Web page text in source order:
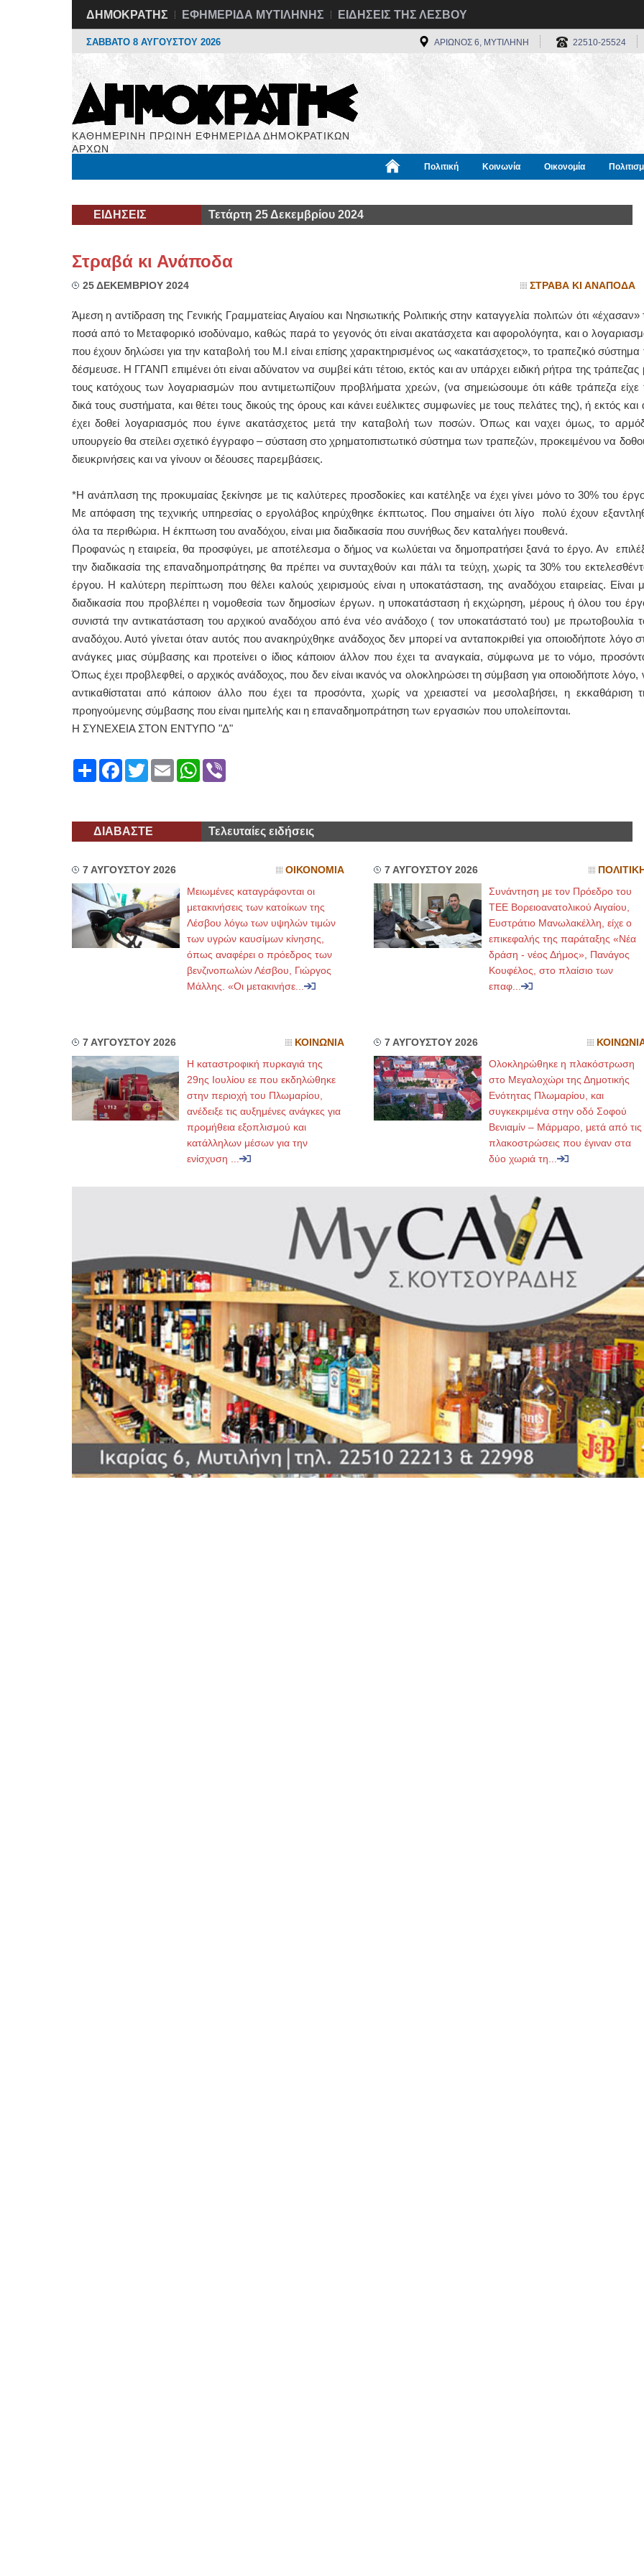
ΔΗΜΟΚΡΑΤΗΣ ΕΦΗΜΕΡΙΔΑ ΜΥΤΙΛΗΝΗΣ ΕΙΔΗΣΕΙΣ ΤΗΣ ΛΕΣΒΟΥ
ΣΑΒΒΑΤΟ 8 ΑΥΓΟΥΣΤΟΥ 2026 ΑΡΙΩΝΟΣ 6, ΜΥΤΙΛΗΝΗ 22510-25524
ΚΑΘΗΜΕΡΙΝΗ ΠΡΩΙΝΗ ΕΦΗΜΕΡΙΔΑ ΔΗΜΟΚΡΑΤΙΚΩΝ
ΑΡΧΩΝ
Πολιτική Κοινωνία Οικονομία
ΕΙΔΗΣΕΙΣ Τετάρτη 25 Δεκεμβρίου 2024
Στραβά κι Ανάποδα
25 ΔΕΚΕΜΒΡΙΟΥ 2024 ΣΤΡΑΒΑ ΚΙ ΑΝΑΠΟΔΑ
Άμεση η αντίδραση της Γενικής Γραμματείας Αιγαίου και Νησιωτικής Pολιτικής στην καταγγελία πολιτών ότι «έχασαν»
ποσά από το Μεταφορικό ισοδύναμο, καθώς παρά το γεγονός ότι είναι ακατάσχετα και αφορολόγητα, και ο
που έχουν δηλώσει για την καταβολή του Μ.Ι είναι επίσης χαρακτηρισμένος ως «ακατάσχετος», το τραπεζικό σύστημα
δέσμευσε. Η ΓΓΑΝΠ επιμένει ότι είναι αδύνατον να συμβεί κάτι τέτοιο, εκτός και αν υπάρχει ειδική ρήτρα της τράπεζας
τους κατόχους των λογαριασμών που αντιμετωπίζουν προβλήματα χρεών, (να σημειώσουμε ότι κάθε τράπεζα είχε
δικά τους συστήματα, και θέτει τους δικούς της όρους και κάνει ευέλικτες συμφωνίες με τους πελάτες της), ή εκτός και
έχει δοθεί λογαριασμός που έγινε ακατάσχετος μετά την καταβολή των ποσών. Όπως και ναχει όμως, το
υπουργείο θα στείλει σχετικό έγγραφο – σύσταση στο χρηματοπιστωτικό σύστημα των τραπεζών, προκειμένου να
διευκρινήσεις και να γίνουν οι δέουσες παρεμβάσεις.
*Η ανάπλαση της προκυμαίας ξεκίνησε με τις καλύτερες προσδοκίες και κατέληξε να έχει γίνει μόνο το 30% του
Με απόφαση της τεχνικής υπηρεσίας ο εργολάβος κηρύχθηκε έκπτωτος. Που σημαίνει ότι λίγο πολύ έχουν
όλα τα περιθώρια. Η έκπτωση του αναδόχου, είναι μια διαδικασία που συνήθως δεν καταλήγει πουθενά.
Προφανώς η εταιρεία, θα προσφύγει, με αποτέλεσμα ο δήμος να κωλύεται να δημοπρατήσει ξανά το έργο. Αν
την διαδικασία της επαναδημοπράτησης θα πρέπει να συνταχθούν και πάλι τα τεύχη, χωρίς τα 30% του
έργου. Η καλύτερη περίπτωση που θέλει καλούς χειρισμούς είναι η υποκατάσταση, της αναδόχου εταιρείας. Είναι
διαδικασία που προβλέπει η νομοθεσία των δημοσίων έργων. η υποκατάσταση ή εκχώρηση, μέρους ή όλου του
συνιστά την αντικατάσταση του αρχικού αναδόχου από ένα νέο ανάδοχο ( τον υποκατάστατό του) με πρωτοβουλία
αναδόχου. Αυτό γίνεται όταν αυτός που ανακηρύχθηκε ανάδοχος δεν μπορεί να ανταποκριθεί για οποιοδήποτε λόγο
ανάγκες μιας σύμβασης και προτείνει ο ίδιος κάποιον άλλον που έχει τα αναγκαία, σύμφωνα με το νόμο,
Όπως έχει προβλεφθεί, ο αρχικός ανάδοχος, που δεν είναι ικανός να ολοκληρώσει τη σύμβαση για οποιοδήποτε λόγο,
αντικαθίσταται από κάποιον άλλο που έχει τα προσόντα, χωρίς να χρειαστεί να μεσολαβήσει, η εκκαθάριση
προηγούμενης σύμβασης που είναι ημιτελής και η επαναδημοπράτηση των εργασιών που υπολείπονται.
Η ΣΥΝΕΧΕΙΑ ΣΤΟΝ ΕΝΤΥΠΟ "Δ"
ShareFacebook
TwitterEmailWhatsApp
Viber
ΔΙΑΒΑΣΤΕ Τελευταίες ειδήσεις
7 ΑΥΓΟΥΣΤΟΥ 2026 ΟΙΚΟΝΟΜΙΑ
Μειωμένες καταγράφονται οι
μετακινήσεις των κατοίκων της
Λέσβου λόγω των υψηλών τιμών
των υγρών καυσίμων κίνησης,
όπως αναφέρει ο πρόεδρος των
βενζινοπωλών Λέσβου, Γιώργος
Μάλλης. «Οι μετακινήσε...
7 ΑΥΓΟΥΣΤΟΥ 2026 ΠΟΛΙΤΙΚΗ
Συνάντηση με τον Πρόεδρο του
ΤΕΕ Βορειοανατολικού Αιγαίου,
Ευστράτιο Μανωλακέλλη, είχε ο
επικεφαλής της παράταξης «Νέα
δράση - νέος Δήμος», Πανάγος
Κουφέλος, στο πλαίσιο των
επαφ...
7 ΑΥΓΟΥΣΤΟΥ 2026 ΚΟΙΝΩΝΙΑ
Η καταστροφική πυρκαγιά της
29ης Ιουλίου εε που εκδηλώθηκε
στην περιοχή του Πλωμαρίου,
ανέδειξε τις αυξημένες ανάγκες για
προμήθεια εξοπλισμού και
κατάλληλων μέσων για την
ενίσχυση ...
7 ΑΥΓΟΥΣΤΟΥ 2026
Ολοκληρώθηκε η πλακόστρωση
στο Μεγαλοχώρι της Δημοτικής
Ενότητας Πλωμαρίου, και
συγκεκριμένα στην οδό Σοφού
Βενιαμίν – Μάρμαρο, μετά από τις
πλακοστρώσεις που έγιναν στα
δύο χωριά τη...
ΙΩΑΝΝΗΣ Α. ΜΑΛΛΙΑΣ
ΧΕΙΡΟΥΡΓΟΣ
ΟΦΘΑΛΜΙΑΤΡΟΣ
Πάρνηθας 95-97 Αχαρναί
2102467085 & 6938502258
email- elenboumpa@gmail.com